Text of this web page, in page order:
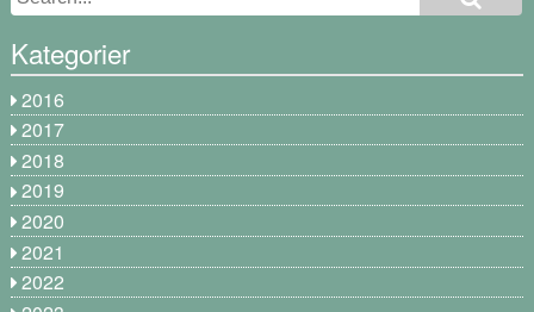
Kategorier
2016
2017
2018
2019
2020
2021
2022